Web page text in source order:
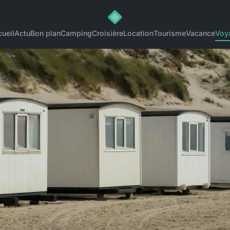
ActuBon planCampingCroisièreLocationTourismeVacance